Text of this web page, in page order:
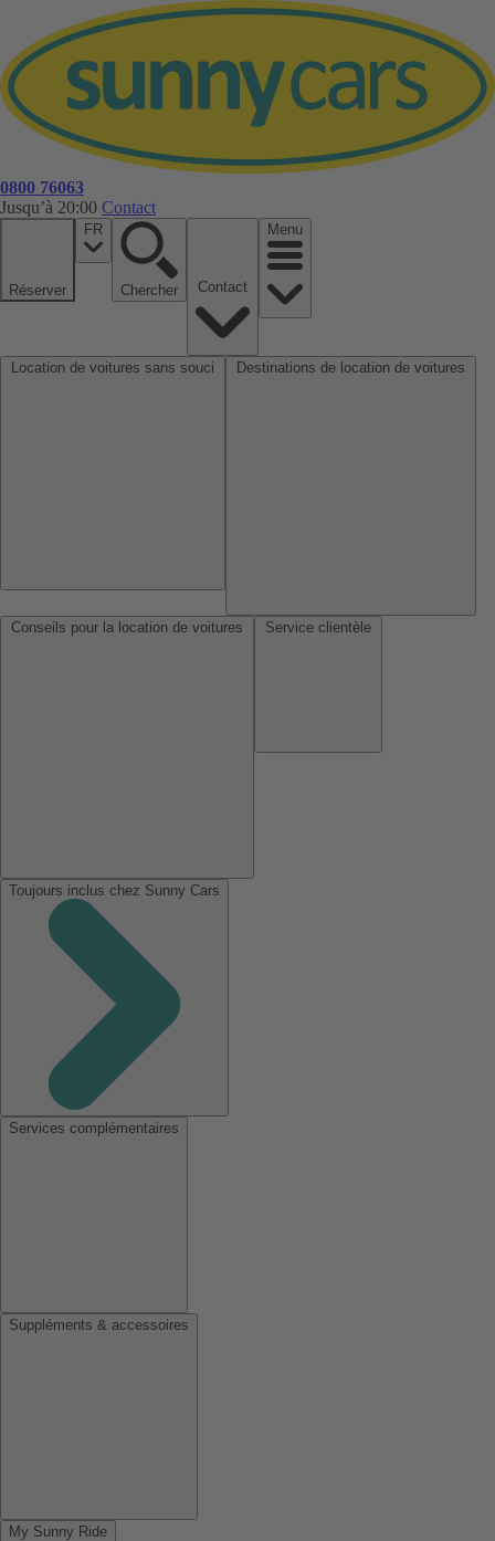
0800 76063
Jusqu’à 20:00 Contact
Réserver
FR
Chercher
Menu
Toujours inclus chez Sunny Cars
Services complémentaires
Suppléments & accessoires
My Sunny Ride